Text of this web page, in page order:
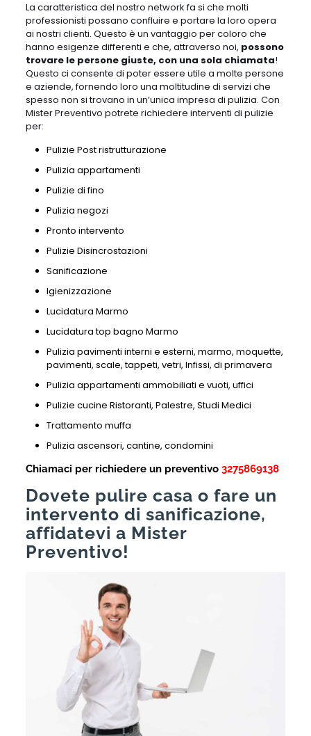
La caratteristica del nostro network fa si che molti
professionisti possano confluire e portare la loro opera
ai nostri clienti. Questo è un vantaggio per coloro che
hanno esigenze differenti e che, attraverso noi, possono
trovare le persone giuste, con una sola chiamata!
Questo ci consente di poter essere utile a molte persone
e aziende, fornendo loro una moltitudine di servizi che
spesso non si trovano in un’unica impresa di pulizia. Con
Mister Preventivo potrete richiedere interventi di pulizie
per:
Pulizie Post ristrutturazione
Pulizia appartamenti
Pulizie di fino
Pulizia negozi
Pronto intervento
Pulizie Disincrostazioni
Sanificazione
Igienizzazione
Lucidatura Marmo
Lucidatura top bagno Marmo
Pulizia pavimenti interni e esterni, marmo, moquette,
pavimenti, scale, tappeti, vetri, Infissi, di primavera
Pulizia appartamenti ammobiliati e vuoti, uffici
Pulizie cucine Ristoranti, Palestre, Studi Medici
Trattamento muffa
Pulizia ascensori, cantine, condomini
Chiamaci per richiedere un preventivo 3275869138
Dovete pulire casa o fare un
intervento di sanificazione,
affidatevi a Mister
Preventivo!